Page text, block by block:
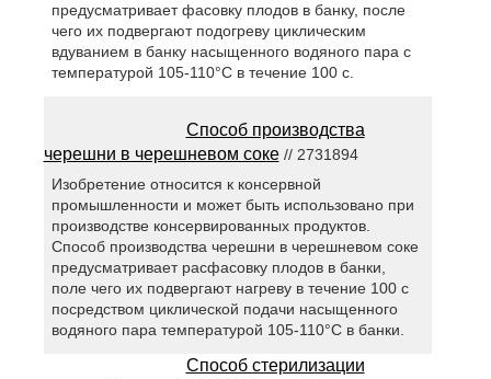
предусматривает фасовку плодов в банку, после
чего их подвергают подогреву циклическим
вдуванием в банку насыщенного водяного пара с
температурой 105-110°С в течение 100 с.
Способ производства
черешни в черешневом соке// 2731894
Изобретение относится к консервной
промышленности и может быть использовано при
производстве консервированных продуктов.
Способ производства черешни в черешневом соке
предусматривает расфасовку плодов в банки,
поле чего их подвергают нагреву в течение 100 с
посредством циклической подачи насыщенного
водяного пара температурой 105-110°С в банки.
Способ стерилизации